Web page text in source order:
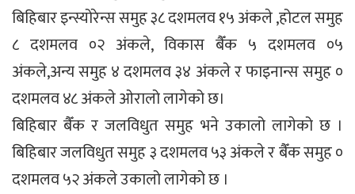
बिहिबार इन्स्योरेन्स समुह ३८ दशमलव १५ अंकले ,होटल समुह
८ दशमलव ०२ अंकले, विकास बैँक ५ दशमलव ०५
अंकले,अन्य समुह ४ दशमलव ३४ अंकले र फाइनान्स समुह ०
दशमलव ४८ अंकले ओरालो लागेको छ।
बिहिबार बैँक र जलविधुत समुह भने उकालो लागेको छ ।
बिहिबार जलविधुत समुह ३ दशमलव ५३ अंकले र बैँक समुह ०
दशमलव ५२ अंकले उकालो लागेको छ ।